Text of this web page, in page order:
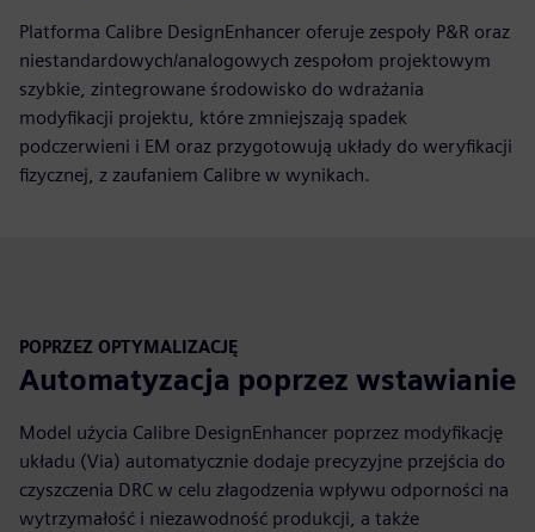
Platforma Calibre DesignEnhancer oferuje zespoły P&R oraz
niestandardowych/analogowych zespołom projektowym
szybkie, zintegrowane środowisko do wdrażania
modyfikacji projektu, które zmniejszają spadek
podczerwieni i EM oraz przygotowują układy do weryfikacji
fizycznej, z zaufaniem Calibre w wynikach.
POPRZEZ OPTYMALIZACJĘ
Automatyzacja poprzez wstawianie
Model użycia Calibre DesignEnhancer poprzez modyfikację
układu (Via) automatycznie dodaje precyzyjne przejścia do
czyszczenia DRC w celu złagodzenia wpływu odporności na
wytrzymałość i niezawodność produkcji, a także